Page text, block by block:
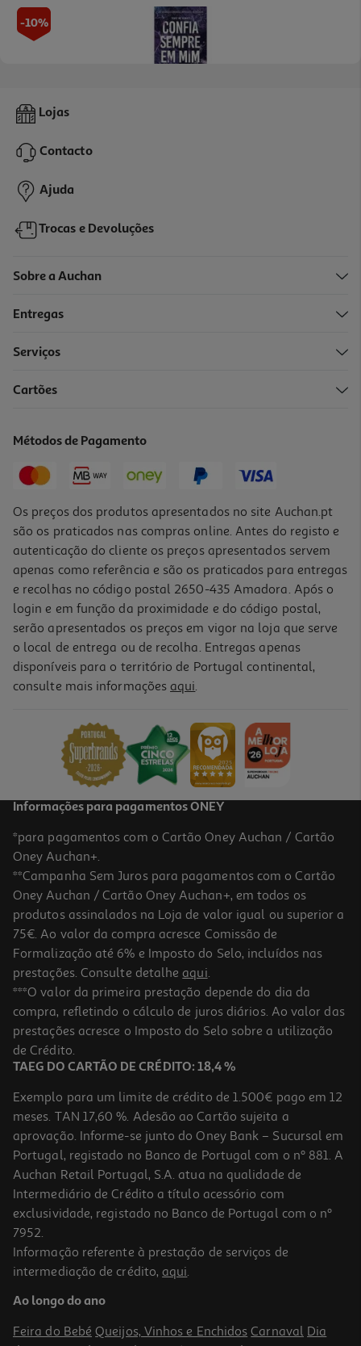
-10%
Livro Confia Sempre Em Mim De Meagan Brandy
20,90 € PVP de editor
18,81 €
-10%
19,45 € PVP de editor
-10%
Livro Mr. Spencer Jogos De Sedução De T L Swan
PVP de editor
19,80 €
-10%
Livro Confissões Proibidas De Rosa Lucas
17.51 €/un
19,45 € PVP de editor
17,51 €
-10%
Livro Uma Doce Vingança De Catharina Maura
17.51 €/un
PVP de editor
17,51 €
Lojas
Contacto
Ajuda
Trocas e Devoluções
Sobre a Auchan
Entregas
Serviços
Cartões
Métodos de Pagamento
Os preços dos produtos apresentados no site Auchan.pt
são os praticados nas compras online. Antes do registo e
autenticação do cliente os preços apresentados servem
apenas como referência e são os praticados para entregas
e recolhas no código postal 2650-435 Amadora. Após o
login e em função da proximidade e do código postal,
serão apresentados os preços em vigor na loja que serve
o local de entrega ou de recolha. Entregas apenas
disponíveis para o território de Portugal continental,
consulte mais informações aqui.
Informações para pagamentos ONEY
*para pagamentos com o Cartão Oney Auchan / Cartão
Oney Auchan+.
**Campanha Sem Juros para pagamentos com o Cartão
Oney Auchan / Cartão Oney Auchan+, em todos os
produtos assinalados na Loja de valor igual ou superior a
75€. Ao valor da compra acresce Comissão de
Formalização até 6% e Imposto do Selo, incluídos nas
prestações. Consulte detalhe aqui.
***O valor da primeira prestação depende do dia da
compra, refletindo o cálculo de juros diários. Ao valor das
prestações acresce o Imposto do Selo sobre a utilização
de Crédito.
TAEG DO CARTÃO DE CRÉDITO: 18,4 %
Exemplo para um limite de crédito de 1.500€ pago em 12
meses. TAN 17,60 %. Adesão ao Cartão sujeita a
aprovação. Informe-se junto do Oney Bank – Sucursal em
Portugal, registado no Banco de Portugal com o nº 881. A
Auchan Retail Portugal, S.A. atua na qualidade de
Intermediário de Crédito a título acessório com
exclusividade, registado no Banco de Portugal com o nº
7952.
Informação referente à prestação de serviços de
intermediação de crédito, aqui.
Ao longo do ano
Feira do Bebé Queijos, Vinhos e Enchidos Carnaval Dia